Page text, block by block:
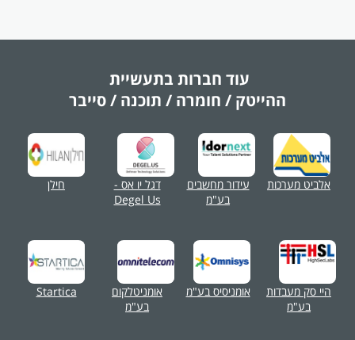
עוד חברות בתעשיית
ההייטק / חומרה / תוכנה / סייבר
אלביט מערכות
עידור מחשבים
בע"מ
דגל יו אס -
Degel Us
חילן
היי סק מעבדות
בע"מ
אומניסיס בע"מ
אומניטלקום
בע"מ
Startica